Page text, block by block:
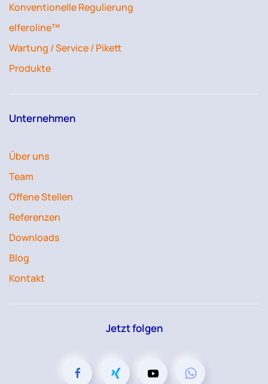
Konventionelle Regulierung
elferoline™
Wartung / Service / Pikett
Produkte
Unternehmen
Über uns
Team
Offene Stellen
Referenzen
Downloads
Blog
Kontakt
Jetzt folgen